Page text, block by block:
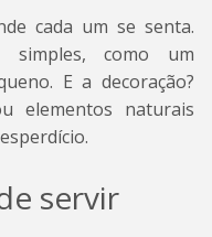
cada um se senta.
como um
E a decoração?
elementos naturais
servir